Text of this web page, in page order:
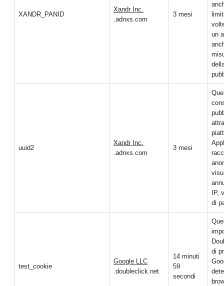
XANDR_PANID
Xandr Inc.
.adnxs.com
3 mesi
un
uuid2
Xandr Inc.
.adnxs.com
3 mesi
IP,
di
test_cookie
Google LLC
.doubleclick.net
14 minuti
59
secondi
di